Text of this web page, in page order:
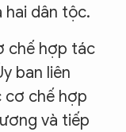
hai dân tộc.
chế hợp tác
ban liên
cơ chế hợp
và tiếp